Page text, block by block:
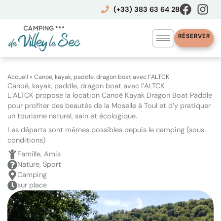
contenu
(+33) 383 63 64 28
RÉSERVER
Accueil » Canoë, kayak, paddle, dragon boat avec l’ALTCK
Canoë, kayak, paddle, dragon boat avec l’ALTCK
L’ALTCK propose la location Canoë Kayak Dragon Boat Paddle
pour profiter des beautés de la Moselle à Toul et d’y pratiquer
un tourisme naturel, sain et écologique.
Les départs sont mêmes possibles depuis le camping (sous
conditions)
Famille, Amis
Nature, Sport
Camping
sur place